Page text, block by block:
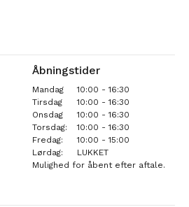
Åbningstider
Mandag
10:00 - 16:30
Tirsdag
10:00 - 16:30
Onsdag
10:00 - 16:30
Torsdag:
10:00 - 16:30
Fredag:
10:00 - 15:00
Lørdag:
LUKKET
Mulighed for åbent efter aftale.